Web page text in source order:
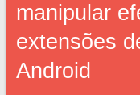
manipular
extensões
Android